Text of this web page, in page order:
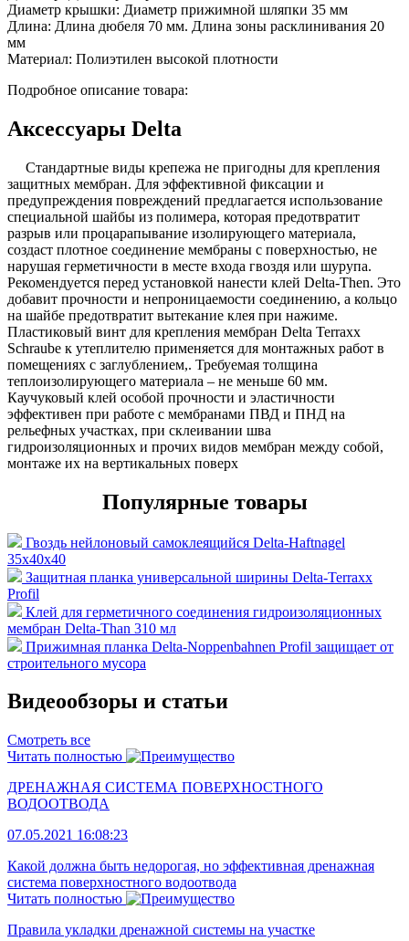
Диаметр крышки: Диаметр прижимной шляпки 35 мм
Длина: Длина дюбеля 70 мм. Длина зоны расклинивания 20
мм
Материал: Полиэтилен высокой плотности
Подробное описание товара:
Аксессуары Delta
Стандартные виды крепежа не пригодны для крепления
защитных мембран. Для эффективной фиксации и
предупреждения повреждений предлагается использование
специальной шайбы из полимера, которая предотвратит
разрыв или процарапывание изолирующего материала,
создаст плотное соединение мембраны с поверхностью, не
нарушая герметичности в месте входа гвоздя или шурупа.
Рекомендуется перед установкой нанести клей Delta-Then. Это
добавит прочности и непроницаемости соединению, а кольцо
на шайбе предотвратит вытекание клея при нажиме.
Пластиковый винт для крепления мембран Delta Terraxx
Schraube к утеплителю применяется для монтажных работ в
помещениях с заглублением,. Требуемая толщина
теплоизолирующего материала – не меньше 60 мм.
Каучуковый клей особой прочности и эластичности
эффективен при работе с мембранами ПВД и ПНД на
рельефных участках, при склеивании шва
гидроизоляционных и прочих видов мембран между собой,
монтаже их на вертикальных поверх
Популярные товары
Гвоздь нейлоновый самоклеящийся Delta-Haftnagel
35х40х40
Защитная планка универсальной ширины Delta-Terraxx
Profil
Клей для герметичного соединения гидроизоляционных
мембран Delta-Than 310 мл
Прижимная планка Delta-Noppenbahnen Profil защищает от
строительного мусора
Видеообзоры и статьи
Смотреть все
Читать полностью
ДРЕНАЖНАЯ СИСТЕМА ПОВЕРХНОСТНОГО
ВОДООТВОДА
07.05.2021 16:08:23
Какой должна быть недорогая, но эффективная дренажная
система поверхностного водоотвода
Читать полностью
Правила укладки дренажной системы на участке